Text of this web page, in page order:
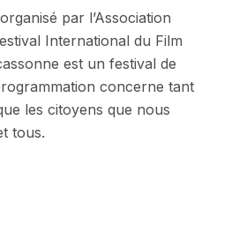
par l’Association
International du Film
est un festival de
concerne tant
les citoyens que nous
tous.